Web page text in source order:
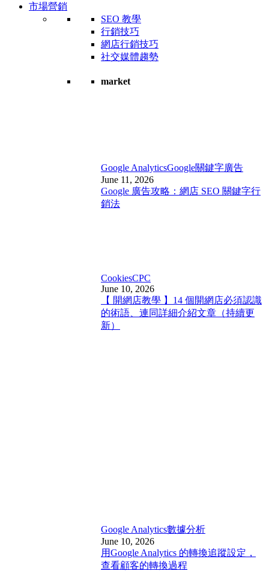
市場營銷
SEO 教學
行銷技巧
網店行銷技巧
社交媒體趨勢
market
Google AnalyticsGoogle關鍵字廣告
June 11, 2026
Google 廣告攻略：網店 SEO 關鍵字行
銷法
CookiesCPC
June 10, 2026
【 開網店教學 】14 個開網店必須認識
的術語、連同詳細介紹文章（持續更
新）
Google Analytics數據分析
June 10, 2026
用Google Analytics 的轉換追蹤設定，
查看顧客的轉換過程